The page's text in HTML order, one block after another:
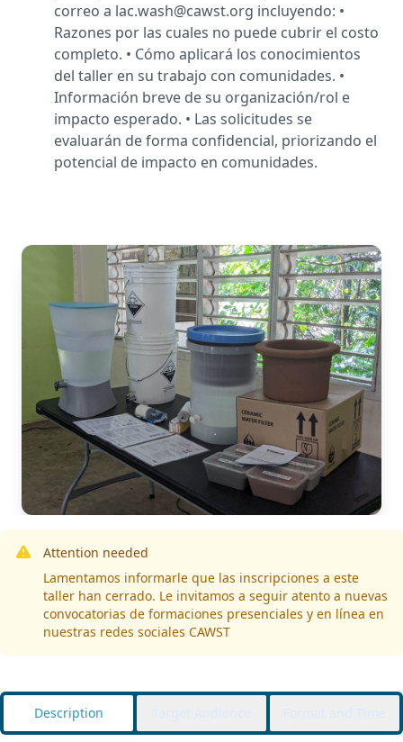
correo a lac.wash@cawst.org incluyendo: •
Razones por las cuales no puede cubrir el costo
completo. • Cómo aplicará los conocimientos
del taller en su trabajo con comunidades. •
Información breve de su organización/rol e
impacto esperado. • Las solicitudes se
evaluarán de forma confidencial, priorizando el
potencial de impacto en comunidades.
Attention needed
Lamentamos informarle que las inscripciones a este
taller han cerrado. Le invitamos a seguir atento a nuevas
convocatorias de formaciones presenciales y en línea en
nuestras redes sociales CAWST
Description